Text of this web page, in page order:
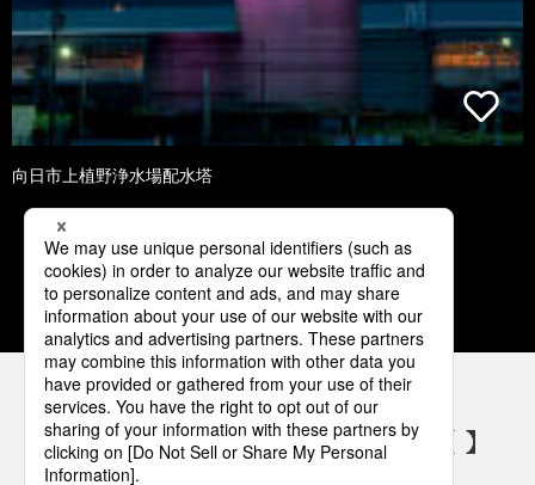
向日市上植野浄水場配水塔
1 2 3 4 5
パナソニックの電気設備 SNSアカウント